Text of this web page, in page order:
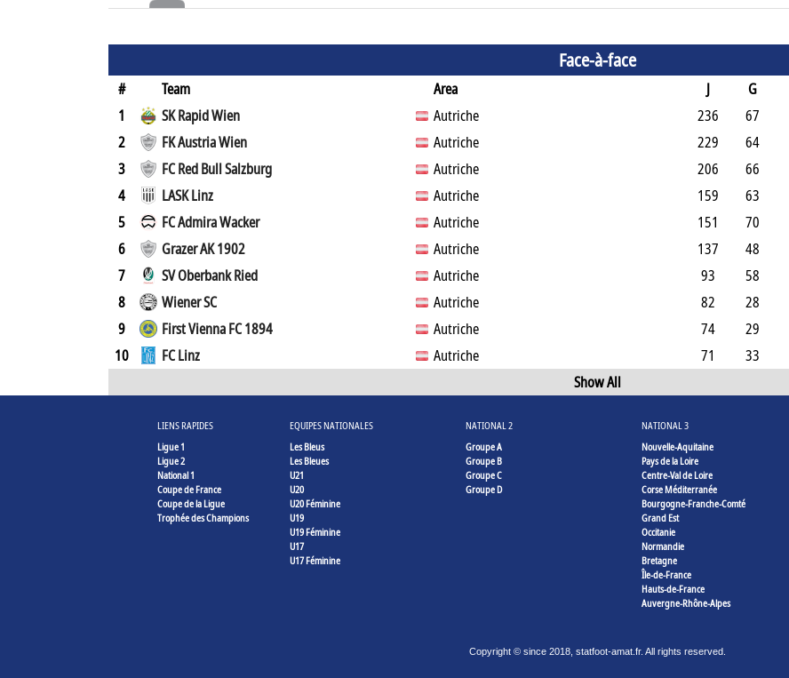
Face-à-face
# Team Area J G
1
SK Rapid Wien Autriche 236 67
2
FK Austria Wien Autriche 229 64
3
FC Red Bull Salzburg Autriche 206 66
4
LASK Linz Autriche 159 63
5
FC Admira Wacker Autriche 151 70
6
Grazer AK 1902 Autriche 137 48
7
SV Oberbank Ried Autriche 93 58
8
Wiener SC Autriche 82 28
9
First Vienna FC 1894 Autriche 74 29
10
FC Linz Autriche 71 33
Show All
LIENS RAPIDES
Ligue 1
Ligue 2
National 1
Coupe de France
Coupe de la Ligue
Trophée des Champions
EQUIPES NATIONALES
Les Bleus
Les Bleues
U21
U20
U20 Féminine
U19
U19 Féminine
U17
U17 Féminine
NATIONAL 2
Groupe A
Groupe B
Groupe C
Groupe D
NATIONAL 3
Nouvelle-Aquitaine
Pays de la Loire
Centre-Val de Loire
Corse Méditerranée
Bourgogne-Franche-Comté
Grand Est
Occitanie
Normandie
Bretagne
Île-de-France
Hauts-de-France
Auvergne-Rhône-Alpes
Copyright © since 2018, statfoot-amat.fr. All rights reserved.